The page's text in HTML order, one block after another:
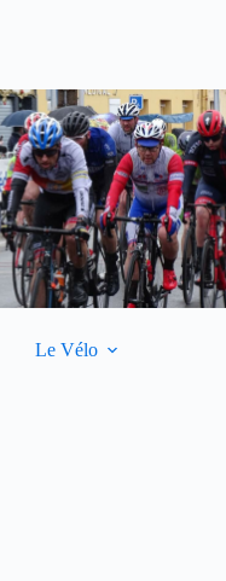
Le Vélo